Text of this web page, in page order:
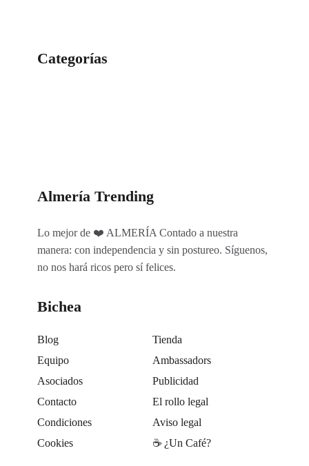
Categorías
Almería Trending
Lo mejor de ❤️ ALMERÍA Contado a nuestra
manera: con independencia y sin postureo. Síguenos,
no nos hará ricos pero sí felices.
Bichea
Blog
Tienda
Equipo
Ambassadors
Asociados
Publicidad
Contacto
El rollo legal
Condiciones
Aviso legal
Cookies
☕️ ¿Un Café?